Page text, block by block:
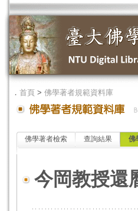
． 首頁 > 佛學著者規範資料庫
佛學著者檢索 查詢結果 佛
今岡教授還